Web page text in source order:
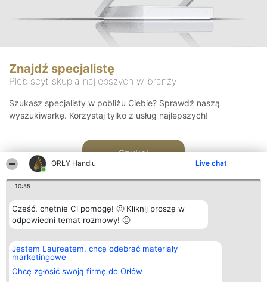
ORŁY Handlu Live chat
10:55
Cześć, chętnie Ci pomogę! 🙂 Kliknij proszę w
odpowiedni temat rozmowy! 🙂
Jestem Laureatem, chcę odebrać materiały
marketingowe
Chcę zgłosić swoją firmę do Orłów
Znajdź specjalistę
Plebiscyt skupia najlepszych w branży
Szukasz specjalisty w pobliżu Ciebie? Sprawdź naszą
wyszukiwarkę. Korzystaj tylko z usług najlepszych!
Szukaj
Organizator plebiscytu
Bright Side Solutions sp. z o.
o. sp. k.
ul. Ruska 22
Wrocław 50-079
Plebiscyt
Laureaci
wszystkich
Laureatów
Kontakt
Kontakt